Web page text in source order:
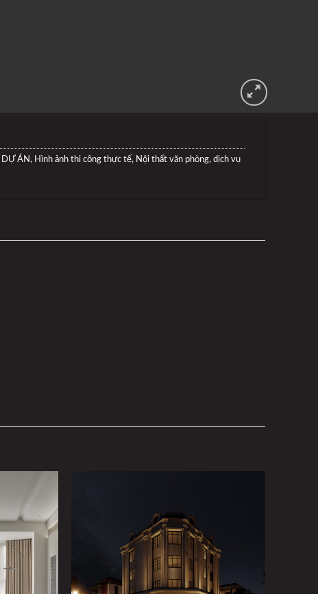
DỰ ÁN, Hình ảnh thi công thực tế, Nội thất văn phòng, dịch vụ